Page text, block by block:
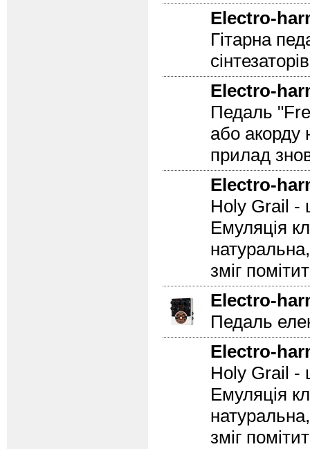
Electro-
Гітарна
Electro-
Педаль
або акорду
прилад
Electro-
Holy Grail -
Емуляція
зміг
Electro-
Педаль
Electro-
Holy Grail -
Емуляція
зміг